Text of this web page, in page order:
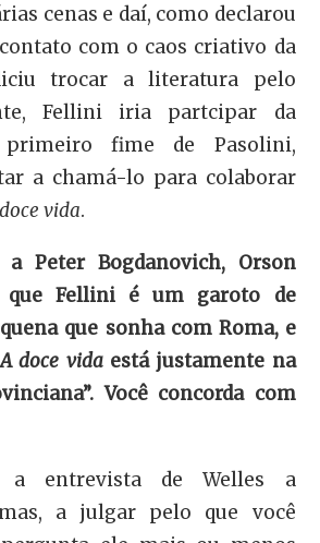
cenas e daí, como declarou
com o caos criativo da
trocar a literatura pelo
Fellini iria partcipar da
fime de Pasolini,
a chamá-lo para colaborar
vida.
Peter Bogdanovich, Orson
que Fellini é um garoto de
que sonha com Roma, e
A doce vidaestá justamente na
Você concorda com
a entrevista de Welles a
a julgar pelo que você